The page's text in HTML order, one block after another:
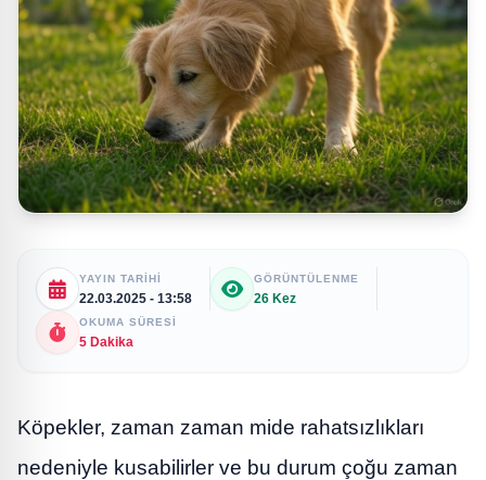
YAYIN TARIHI
22.03.2025 - 13:58
GÖRÜNTÜLENME
26 Kez
OKUMA SÜRESI
5 Dakika
Köpekler, zaman zaman mide rahatsızlıkları
nedeniyle kusabilirler ve bu durum çoğu zaman